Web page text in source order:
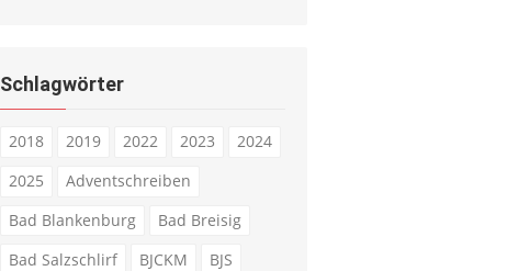
Schlagwörter
2018 2019 2022 2023
2024
2025
Adventschreiben
Bad Blankenburg
Bad Breisig
Bad Salzschlirf
BJCKM
BJS